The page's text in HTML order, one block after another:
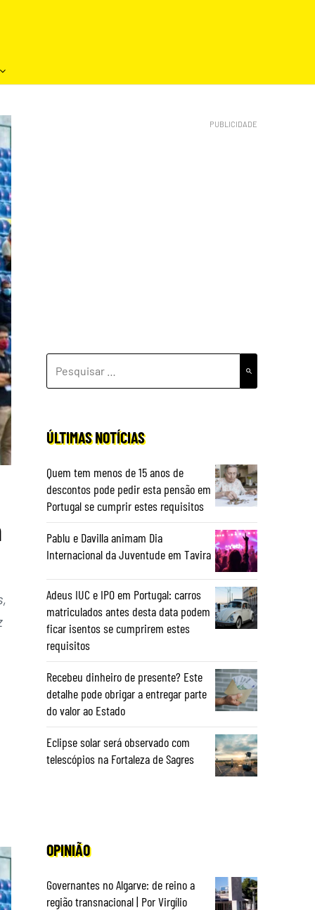
POR:
ÚLTIMAS NOTÍCIAS
Quem tem menos de 15 anos de
descontos pode pedir esta pensão em
Portugal se cumprir estes requisitos
Pablu e Davilla animam Dia
Internacional da Juventude em Tavira
Adeus IUC e IPO em Portugal: carros
matriculados antes desta data podem
ficar isentos se cumprirem estes
requisitos
Recebeu dinheiro de presente? Este
detalhe pode obrigar a entregar parte
do valor ao Estado
Eclipse solar será observado com
telescópios na Fortaleza de Sagres
OPINIÃO
Governantes no Algarve: de reino a
região transnacional | Por Virgílio